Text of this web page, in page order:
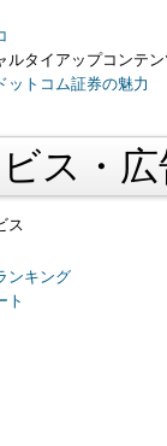
ルタイアップコンテ
ットコム証券の魅力
ス・
ス
ンキング
ト